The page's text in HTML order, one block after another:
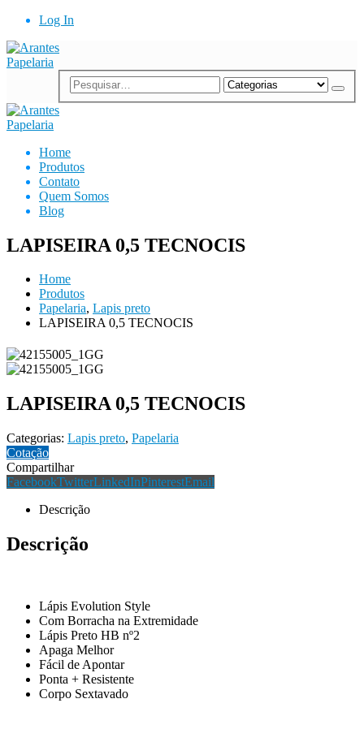
Log In
Home
Produtos
Contato
Quem Somos
Blog
LAPISEIRA 0,5 TECNOCIS
Home
Produtos
Papelaria, Lapis preto
LAPISEIRA 0,5 TECNOCIS
LAPISEIRA 0,5 TECNOCIS
Categorias: Lapis preto, Papelaria
Cotação
Compartilhar
FacebookTwitterLinkedInPinterestEmail
Descrição
Descrição
Lápis Evolution Style
Com Borracha na Extremidade
Lápis Preto HB nº2
Apaga Melhor
Fácil de Apontar
Ponta + Resistente
Corpo Sextavado